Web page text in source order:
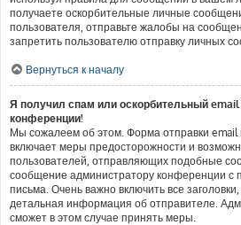
получаете оскорбительные личные
пользователя, отправьте жалобы на
запретить пользователю отправку личных
Вернуться к началу
Я получил спам или оскорбительный email
конференции!
Мы сожалеем об этом. Форма отправки
включает меры предосторожности и
пользователей, отправляющих подобные
сообщение администратору конференции с
письма. Очень важно включить все
детальная информация об отправителе.
сможет в этом случае принять меры.